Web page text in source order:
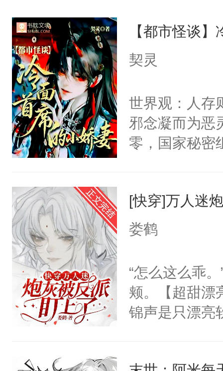
【都市怪谈
契灵
世界观：人存
邪念凝而为恶
零，国家秘密
子嗣）。盘龙
孤独成性，被
嘴硬心软、
他才发现：他
氓，本体是全
来想逗逗人类
本来只想成家
[快穿]万人迷
娄鹤
“怎么这么乖
颊。【超甜漂
锦声是只漂亮